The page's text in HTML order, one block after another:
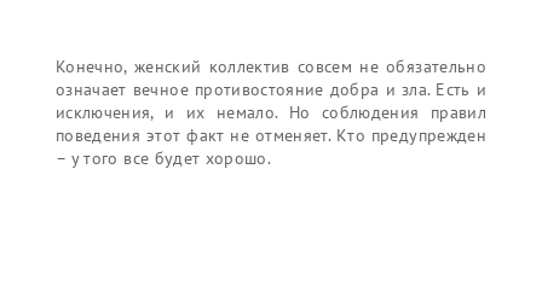
Конечно, женский коллектив совсем не обязательно
означает вечное противостояние добра и зла. Есть и
исключения, и их немало. Но соблюдения правил
поведения этот факт не отменяет. Кто предупрежден
– у того все будет хорошо.